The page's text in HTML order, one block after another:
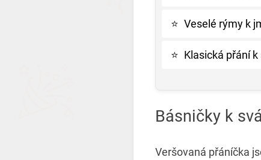
⭐ Veselé rýmy k
⭐ Klasická přání
Básničky k
Veršovaná přáníčka